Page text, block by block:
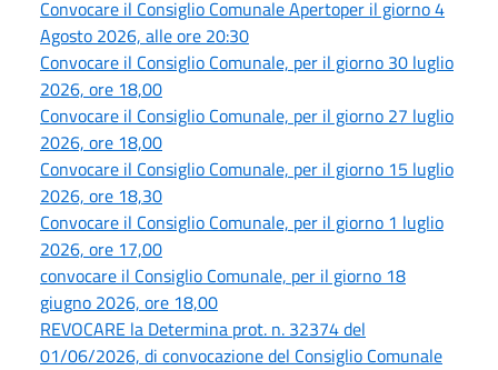
Convocare il Consiglio Comunale Apertoper il giorno 4
Agosto 2026, alle ore 20:30
Convocare il Consiglio Comunale, per il giorno 30 luglio
2026, ore 18,00
Convocare il Consiglio Comunale, per il giorno 27 luglio
2026, ore 18,00
Convocare il Consiglio Comunale, per il giorno 15 luglio
2026, ore 18,30
Convocare il Consiglio Comunale, per il giorno 1 luglio
2026, ore 17,00
convocare il Consiglio Comunale, per il giorno 18
giugno 2026, ore 18,00
REVOCARE la Determina prot. n. 32374 del
01/06/2026, di convocazione del Consiglio Comunale